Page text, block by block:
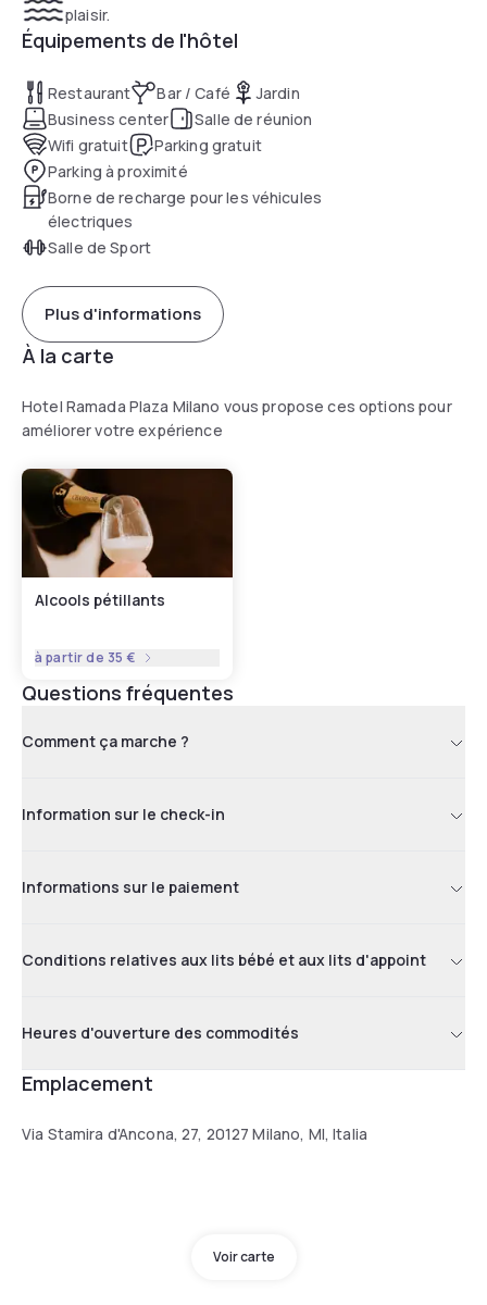
plaisir.
Équipements de l'hôtel
Restaurant Bar / Café
Jardin
Business center
Salle de réunion
Wifi gratuit
Parking gratuit
Parking à proximité
Borne de recharge pour les véhicules
électriques
Salle de Sport
Plus d'informations
À la carte
Hotel Ramada Plaza Milano vous propose ces options pour
améliorer votre expérience
Alcools pétillants
à partir de 35 €
Questions fréquentes
Comment ça marche ?
Information sur le check-in
Informations sur le paiement
Conditions relatives aux lits bébé et aux lits d'appoint
Heures d'ouverture des commodités
Emplacement
Via Stamira d'Ancona, 27, 20127 Milano, MI, Italia
Voir carte